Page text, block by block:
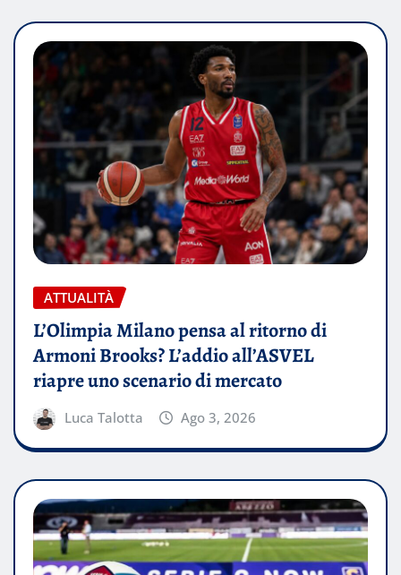
ATTUALITÀ
L’Olimpia Milano pensa al ritorno di
Armoni Brooks? L’addio all’ASVEL
riapre uno scenario di mercato
Luca Talotta Ago 3, 2026